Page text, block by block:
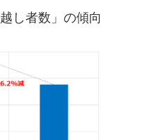
し者数」の傾向